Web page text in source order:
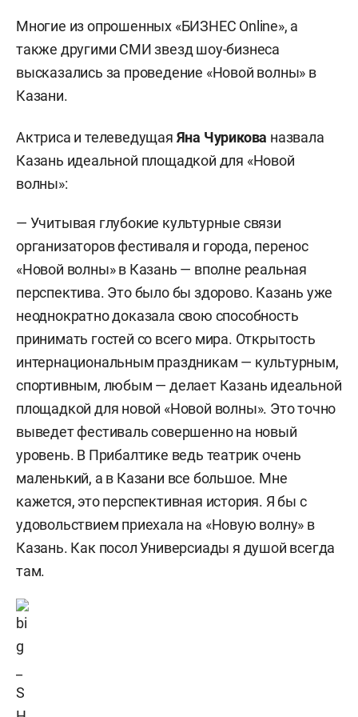
Многие из опрошенных «БИЗНЕС Online», а
также другими СМИ звезд шоу-бизнеса
высказались за проведение «Новой волны» в
Казани.
Актриса и телеведущая Яна Чурикова назвала
Казань идеальной площадкой для «Новой
волны»:
— Учитывая глубокие культурные связи
организаторов фестиваля и города, перенос
«Новой волны» в Казань — вполне реальная
перспектива. Это было бы здорово. Казань уже
неоднократно доказала свою способность
принимать гостей со всего мира. Открытость
интернациональным праздникам — культурным,
спортивным, любым — делает Казань идеальной
площадкой для новой «Новой волны». Это точно
выведет фестиваль совершенно на новый
уровень. В Прибалтике ведь театрик очень
маленький, а в Казани все большое. Мне
кажется, это перспективная история. Я бы с
удовольствием приехала на «Новую волну» в
Казань. Как посол Универсиады я душой всегда
там.